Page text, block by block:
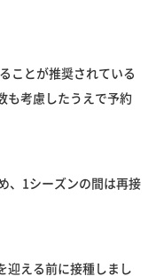
ことが推奨されている
も考慮したうえで予約
、1シーズンの間は再接
迎える前に接種しまし